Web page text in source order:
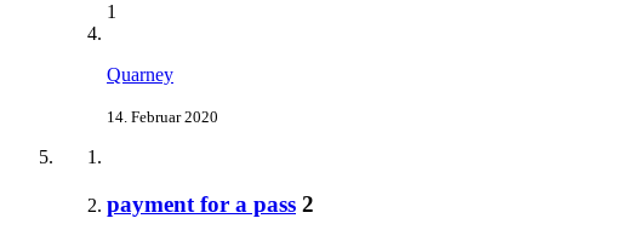
1
Quarney
14. Februar 2020
payment for a pass 2